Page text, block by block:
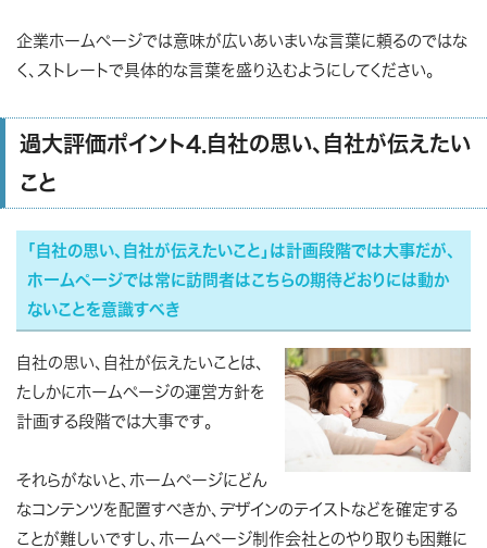
企業ホームページでは意味が広いあいまいな言葉に頼るのではな
く、ストレートで具体的な言葉を盛り込むようにしてください。
過大評価ポイント4.自社の思い、自社が伝えたい
こと
「自社の思い、自社が伝えたいこと」は計画段階では大事だが、
ホームページでは常に訪問者はこちらの期待どおりには動か
ないことを意識すべき
自社の思い、自社が伝えたいことは、
たしかにホームページの運営方針を
計画する段階では大事です。
それらがないと、ホームページにどん
なコンテンツを配置すべきか、デザインのテイストなどを確定する
ことが難しいですし、ホームページ制作会社とのやり取りも困難に